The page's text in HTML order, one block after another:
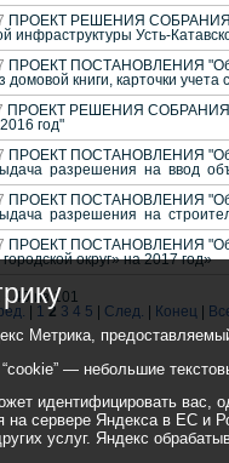
ПРОЕКТ РЕШЕНИЯ СОБРАНИЯ
инфраструктуры Усть-
ПРОЕКТ ПОСТАНОВЛЕНИЯ "Об
домовой книги, карточки
ПРОЕКТ РЕШЕНИЯ СОБРАНИЯ
год"
ПРОЕКТ ПОСТАНОВЛЕНИЯ "Об
разрешения на ввод
ПРОЕКТ ПОСТАНОВЛЕНИЯ "Об
разрешения на
ПРОЕКТ ПОСТАНОВЛЕНИЯ "Об
округ» на 2017 год»
40 из 101
1 2 3 4 5 След. Конец
Метрика,
— небольшие
идентифицировать вас,
на сервере Яндекса в ЕС и
услуг. Яндекс